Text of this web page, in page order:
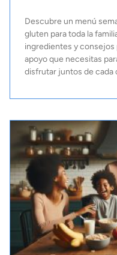
Descubre un menú
gluten para toda la
ingredientes y
apoyo que necesitas
disfrutar juntos de cada